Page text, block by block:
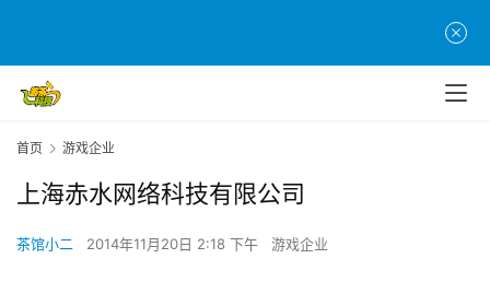
首
页
首页 游戏企业
上海赤水网络科技有限公司
茶馆小二 2014年11月20日 2:18 下午 游戏企业